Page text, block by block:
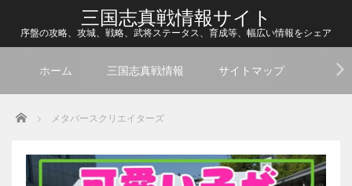
三国志真戦情報サイト
序盤の攻略、攻城、戦略、武将ステータス、育成等、幅広い情報をシェア
ホーム 三国志真戦情報 サイトマップ
Home メタバースクリエイターズ